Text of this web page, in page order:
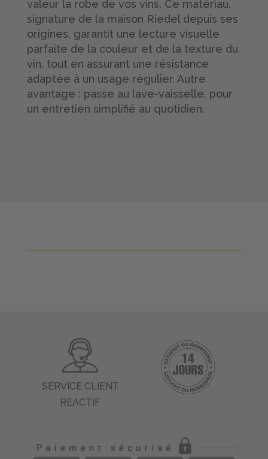
valeur la robe de vos vins. Ce matériau,
signature de la maison Riedel depuis ses
origines, garantit une lecture visuelle
parfaite de la couleur et de la texture du
vin, tout en assurant une résistance
adaptée à un usage régulier. Autre
avantage : passe au lave-vaisselle, pour
un entretien simplifié au quotidien.
SERVICE CLIENT
REACTIF